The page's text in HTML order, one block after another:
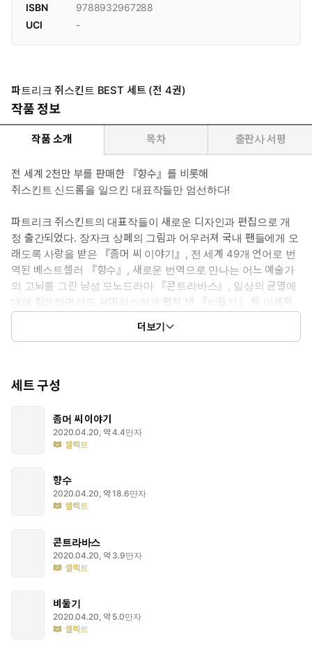
ISBN
9788932967288
UCI
-
파트리크 쥐스킨트 BEST 세트 (전 4권)
작품 정보
작품 소개 목차 출판사 서평
전 세계 2천만 부를 판매한 『향수』를 비롯해
쥐스킨트 신드롬을 일으킨 대표작들만 엄선하다!
파트리크 쥐스킨트의 대표작들이 새로운 디자인과 편집으로 개
정 출간되었다. 장자크 상페의 그림과 어우러져 국내 팬들에게 오
래도록 사랑을 받은 『좀머 씨 이야기』, 전 세계 49개 언어로 번
역된 베스트셀러 『향수』, 새로운 번역으로 만나는 어느 예술가
의 고뇌를 그린 남성 모노드라마 『콘트라바스』, 일상의 균열에
대해 집요하면서도 유머러스하게 펼쳐 낸 『비둘기』 등 이색적
인 소재와 그 이야깃거리에서 이끌어 낸 탁월한 상상력과 위트로
알려진 파트리크 쥐스킨트의 대표작들을 만나볼 수 있다.
더보기
세트 구성
좀머 씨 이야기
2020.04.20, 약 4.4만자
셀렉트
향수
2020.04.20, 약 18.6만자
셀렉트
콘트라바스
2020.04.20, 약 3.9만자
셀렉트
비둘기
2020.04.20, 약 5.0만자
셀렉트